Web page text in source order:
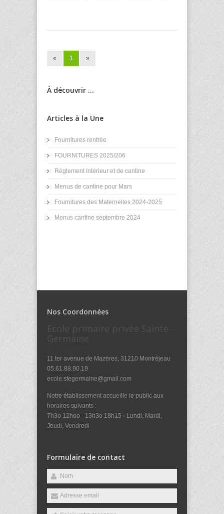
« 1 »
À découvrir ...
Articles à la Une
Fournitures rentrée
FOURNITURES 2025/206
Règlement Intérieur et de cantine
Menus de cantine pour Mars
Fournitures des Maternelles 2024-2025
Menus cantine septembre 2024
Nos Coordonnées
Ecole primaire privée Sainte-
Germaine
11 ter avenue de Mazères, 31210 Montréjeau
05.61.88.90.19
ecole.stegermaine@gmail.com
Notre établissement accueille le public aux
horaires suivants :
7h3o 12hoo - 13h3o 18h15 - Lundi, Mardi,
Jeudi, Vendredi
Formulaire de contact